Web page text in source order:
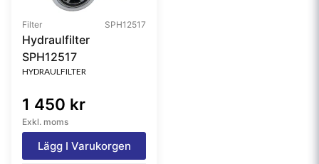
Filter SPH12517
Hydraulfilter
SPH12517
HYDRAULFILTER
1 450 kr
Exkl. moms
Lägg I Varukorgen